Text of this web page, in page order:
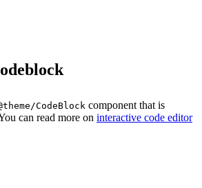
CodeBlock component that is
can read more on interactive code editor